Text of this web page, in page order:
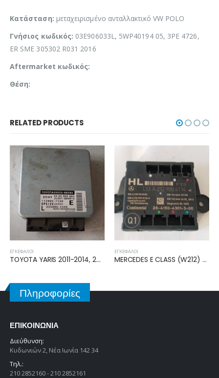
Κατάσταση: μεταχειρισμένο ανταλλακτικό VW POLO
Γνήσιος κωδικός: 03E906033L, 5WP40194 05, 3PE 4726,
ER SME 305302 R031 2016
Aftermarket κωδικός:
Θέση:
RELATED PRODUCTS
ΕΓΚΈΦΑΛΟΙ
MERCEDES E CLASS (W212) 2009-2013 ΜΟΝΑΔΑ ΕΛΕΓΧΟΥ A2129004114
ΕΓΚΈΦΑΛΟΙ
TOYOTA AYGO 2014-2018 ΕΓΚΕΦΑΛΟΣ ECU 89661-0H430
Πληροφορίες
ΕΠΙΚΟΙΝΩΝΊΑ
Διεύθυνση:
Κυδωνιών 2, Νέα Ιωνία 142 34
Τηλ.:
210 2852160 - 210 2852161